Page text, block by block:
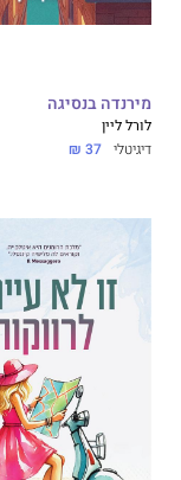
מירנדה בנסיגה
לורל ליין
דיגיטלי 37 ₪